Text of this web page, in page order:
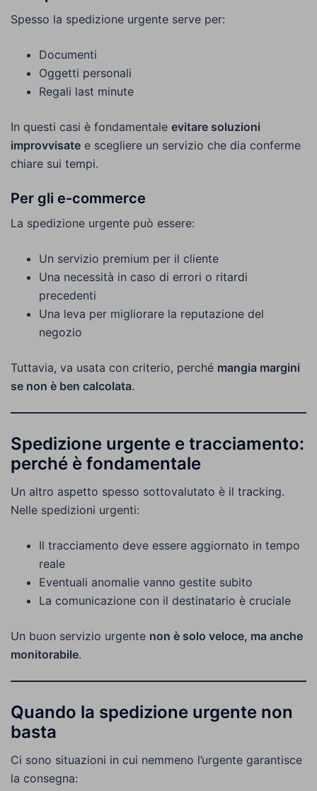
Spesso la spedizione urgente serve per:
Documenti
Oggetti personali
Regali last minute
In questi casi è fondamentale evitare soluzioni
improvvisate e scegliere un servizio che dia conferme
chiare sui tempi.
Per gli e-commerce
La spedizione urgente può essere:
Un servizio premium per il cliente
Una necessità in caso di errori o ritardi
precedenti
Una leva per migliorare la reputazione del
negozio
Tuttavia, va usata con criterio, perché mangia margini
se non è ben calcolata.
Spedizione urgente e tracciamento:
perché è fondamentale
Un altro aspetto spesso sottovalutato è il tracking.
Nelle spedizioni urgenti:
Il tracciamento deve essere aggiornato in tempo
reale
Eventuali anomalie vanno gestite subito
La comunicazione con il destinatario è cruciale
Un buon servizio urgente non è solo veloce, ma anche
monitorabile.
Quando la spedizione urgente non
basta
Ci sono situazioni in cui nemmeno l’urgente garantisce
la consegna: